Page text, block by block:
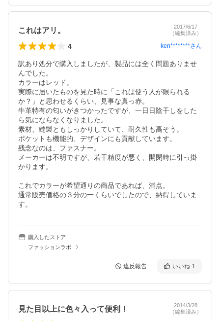
これはアリ。
2017/6/17
（編集済み）
4 ken********さん
訳あり処分で購入しましたが、製品には全く問題ありませ
んでした。
カラーはレッド。
実際に届いたものを見た時に「これは使う人が限られる
か？」と思わせるくらい、見事な真っ赤。
牛革特有の匂いがきつかったですが、一日日陰干しをした
ら気にならなくなりました。
素材、縫製ともしっかりしていて、耐久性も高そう。
ポケットも機能的、デザインにも貢献しています。
残念なのは、ファスナー。
メーカーは不明ですが、若干精度が悪く、開閉時に引っ掛
かります。
これでカラーが希望通りの商品であれば、満点。
通常販売価格の３分の一くらいでしたので、納得していま
す。
購入したストア
ファッションラボ
違反報告 いいね 1
見た目以上に色々入って便利！
2014/3/28
（編集済み）